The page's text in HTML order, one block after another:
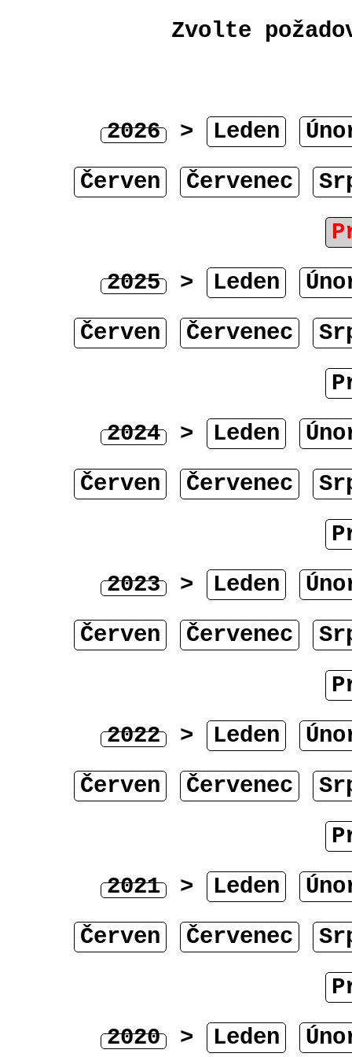
Zvolte
2026 > Leden
Červen
Červenec
2025 > Leden
Červen
Červenec
2024 > Leden
Červen
Červenec
2023 > Leden
Červen
Červenec
2022 > Leden
Červen
Červenec
2021 > Leden
Červen
Červenec
2020 > Leden